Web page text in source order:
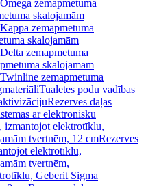
zemapmetuma
skalojamām
zemapmetuma
skalojamām
zemapmetuma
skalojamām
zemapmetuma
Tualetes podu vadības
Rezerves daļas
ar elektronisku
izmantojot elektrotīklu,
tvertnēm, 12 cmRezerves
elektrotīklu,
tvertnēm,
Geberit Sigma